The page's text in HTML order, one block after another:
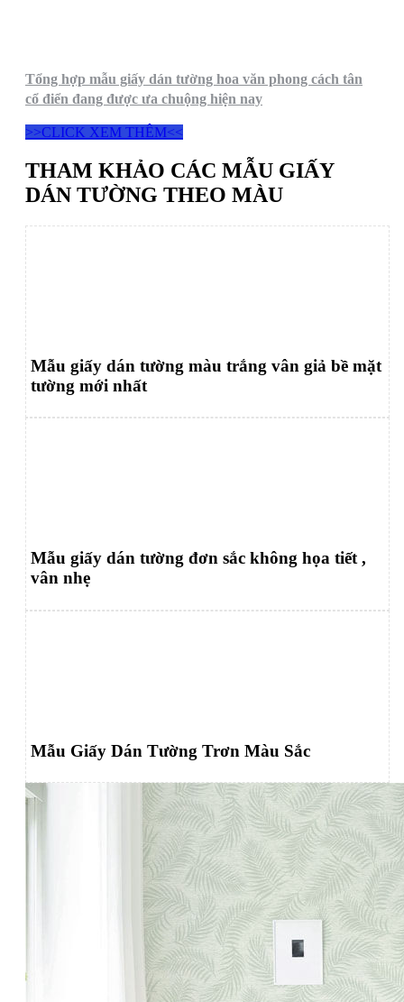
Tổng hợp mẫu giấy dán tường hoa văn phong cách tân
cổ điển đang được ưa chuộng hiện nay
>>CLICK XEM THÊM<<
THAM KHẢO CÁC MẪU GIẤY
DÁN TƯỜNG THEO MÀU
Mẫu giấy dán tường màu trắng vân giả bề mặt
tường mới nhất
Mẫu giấy dán tường đơn sắc không họa tiết ,
vân nhẹ
Mẫu Giấy Dán Tường Trơn Màu Sắc